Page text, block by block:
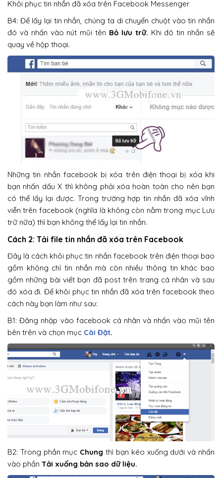
Khôi phục tin nhắn đã xóa trên Facebook Messenger
B4: Để lấy lại tin nhắn, chúng ta di chuyển chuột vào tin nhắn
đó và nhấn vào nút mũi tên Bỏ lưu trữ. Khi đó tin nhắn sẽ
quay về hộp thoại.
Những tin nhắn facebook bị xóa trên điện thoại bị xóa khi
bạn nhấn dấu X thì không phải xóa hoàn toàn cho nên bạn
có thể lấy lại được. Trong trường hợp tin nhắn đã xóa vĩnh
viễn trên facebook (nghĩa là không còn nằm trong mục Lưu
trữ nữa) thì bạn không thể lấy lại tin nhắn.
Cách 2: Tải file tin nhắn đã xóa trên Facebook
Đây là cách khôi phục tin nhắn facebook trên điện thoại bao
gồm không chỉ tin nhắn mà còn nhiều thông tin khác bao
gồm những bài viết bạn đã post trên trang cá nhân và sau
đó xóa đi. Để khôi phục tin nhắn đã xóa trên facebook theo
cách này bạn làm như sau:
B1: Đăng nhập vào facebook cá nhân và nhấn vào mũi tên
bên trên và chọn mục Cài Đặt.
B2: Trong phần mục Chung thì bạn kéo xuống dưới và nhấn
vào phần Tải xuống bản sao dữ liệu.